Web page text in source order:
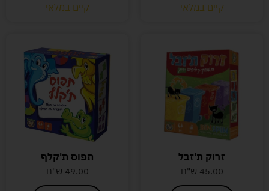
קיים במלאי קיים במלאי
זרוק ת'זבל
45.00 ש"ח
תפוס ת'קלף
49.00 ש"ח